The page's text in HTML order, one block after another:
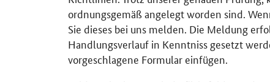
ordnungsgemäß angelegt worden sind.
Sie dieses bei uns melden. Die Meldung
Handlungsverlauf in Kenntniss gesetzt
vorgeschlagene Formular einfügen.